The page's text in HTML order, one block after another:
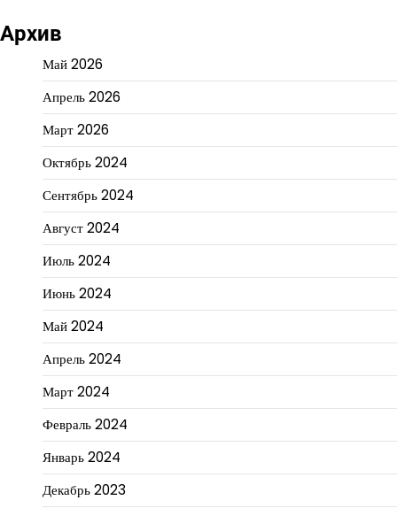
Архив
Май 2026
Апрель 2026
Март 2026
Октябрь 2024
Сентябрь 2024
Август 2024
Июль 2024
Июнь 2024
Май 2024
Апрель 2024
Март 2024
Февраль 2024
Январь 2024
Декабрь 2023